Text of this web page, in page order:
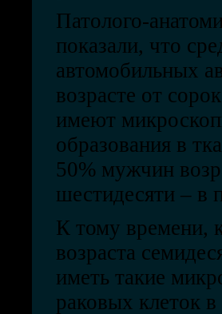
Патолого-
показали, что
автомобильных
возрасте от
имеют
образования в
50% мужчин
шестидесяти – в
К тому времени,
возраста
иметь такие
раковых клеток